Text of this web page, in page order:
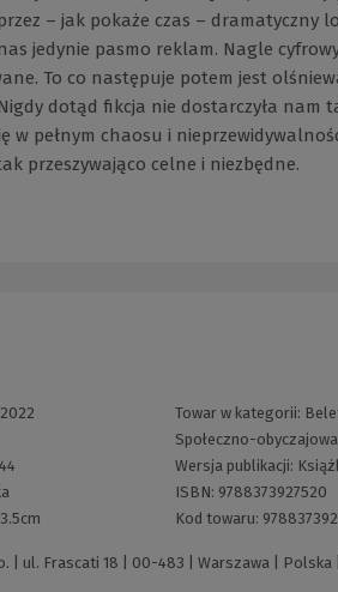
– jak pokaże czas – dramatyczny
jedynie pasmo reklam. Nagle
To co następuje potem jest
dotąd fikcja nie dostarczyła nam
w pełnym chaosu i
przeszywająco celne i niezbędne.
2022
Towar w kategorii:
Społeczno-obyczajowa
Wersja publikacji:
ISBN: 9788373927520
Kod towaru:
| ul. Frascati 18 | 00-483 | Warszawa | Polska |